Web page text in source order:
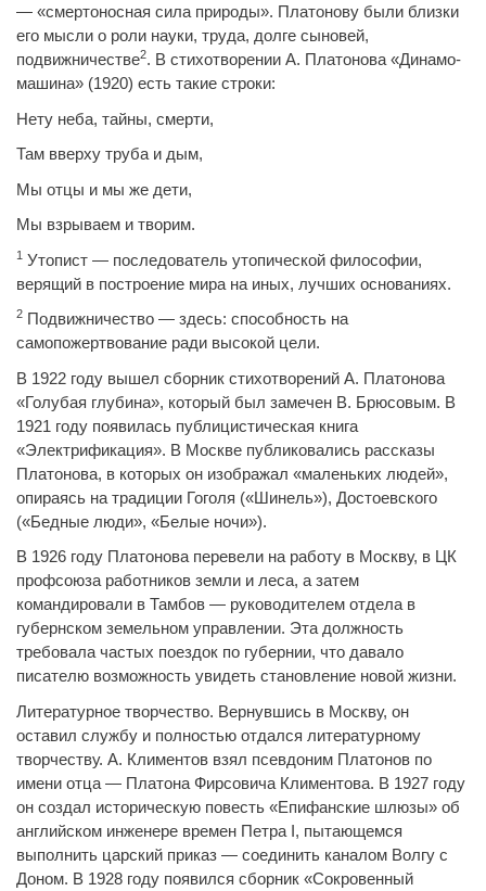
— «смертоносная сила природы». Платонову были близки
его мысли о роли науки, труда, долге сыновей,
подвижничестве2. В стихотворении А. Платонова «Динамо-
машина» (1920) есть такие строки:
Нету неба, тайны, смерти,
Там вверху труба и дым,
Мы отцы и мы же дети,
Мы взрываем и творим.
1 Утопист — последователь утопической философии,
верящий в построение мира на иных, лучших основаниях.
2 Подвижничество — здесь: способность на
самопожертвование ради высокой цели.
В 1922 году вышел сборник стихотворений А. Платонова
«Голубая глубина», который был замечен В. Брюсовым. В
1921 году появилась публицистическая книга
«Электрификация». В Москве публиковались рассказы
Платонова, в которых он изображал «маленьких людей»,
опираясь на традиции Гоголя («Шинель»), Достоевского
(«Бедные люди», «Белые ночи»).
В 1926 году Платонова перевели на работу в Москву, в ЦК
профсоюза работников земли и леса, а затем
командировали в Тамбов — руководителем отдела в
губернском земельном управлении. Эта должность
требовала частых поездок по губернии, что давало
писателю возможность увидеть становление новой жизни.
Литературное творчество. Вернувшись в Москву, он
оставил службу и полностью отдался литературному
творчеству. А. Климентов взял псевдоним Платонов по
имени отца — Платона Фирсовича Климентова. В 1927 году
он создал историческую повесть «Епифанские шлюзы» об
английском инженере времен Петра I, пытающемся
выполнить царский приказ — соединить каналом Волгу с
Доном. В 1928 году появился сборник «Сокровенный